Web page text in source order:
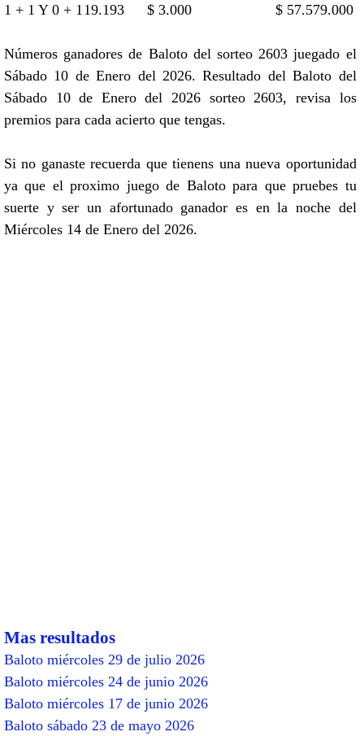
1 + 1 Y 0 + 1 19.193 $ 3.000 $ 57.579.000
Números ganadores de Baloto del sorteo 2603 juegado el
Sábado 10 de Enero del 2026. Resultado del Baloto del
Sábado 10 de Enero del 2026 sorteo 2603, revisa los
premios para cada acierto que tengas.
Si no ganaste recuerda que tienens una nueva oportunidad
ya que el proximo juego de Baloto para que pruebes tu
suerte y ser un afortunado ganador es en la noche del
Miércoles 14 de Enero del 2026.
Mas resultados
Baloto miércoles 29 de julio 2026
Baloto miércoles 24 de junio 2026
Baloto miércoles 17 de junio 2026
Baloto sábado 23 de mayo 2026